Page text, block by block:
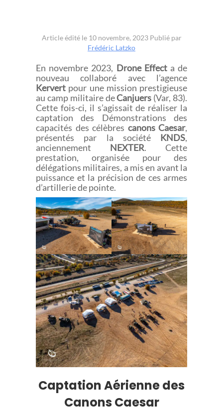
Article édité le 10 novembre, 2023 Publié par
Frédéric Latzko
En novembre 2023, Drone Effecta de
nouveau collaboré avec l’agence
Kervert pour une mission prestigieuse
au camp militaire deCanjuers (Var, 83).
Cette fois-ci, il s’agissait de réaliser la
captation des Démonstrations des
capacités des célèbres canons Caesar,
présentés par la société KNDS,
anciennement NEXTER. Cette
prestation, organisée pour des
délégations militaires, a mis en avant la
puissance et la précision de ces armes
d’artillerie de pointe.
Captation Aérienne des
Canons Caesar